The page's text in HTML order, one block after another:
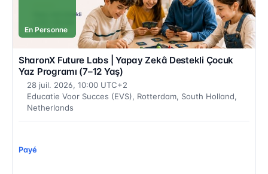
En Personne
SharonX Future Labs | Yapay Zekâ Destekli Çocuk
Yaz Programı (7–12 Yaş)
28 juil. 2026, 10:00 UTC+2
Educatie Voor Succes (EVS), Rotterdam, South Holland,
Netherlands
Payé